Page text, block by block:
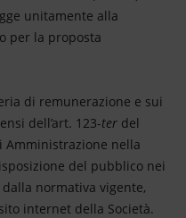
unitamente alla
per la proposta
di remunerazione e sui
dell’art. 123-ter del
Amministrazione nella
del pubblico nei
normativa vigente,
internet della Società.